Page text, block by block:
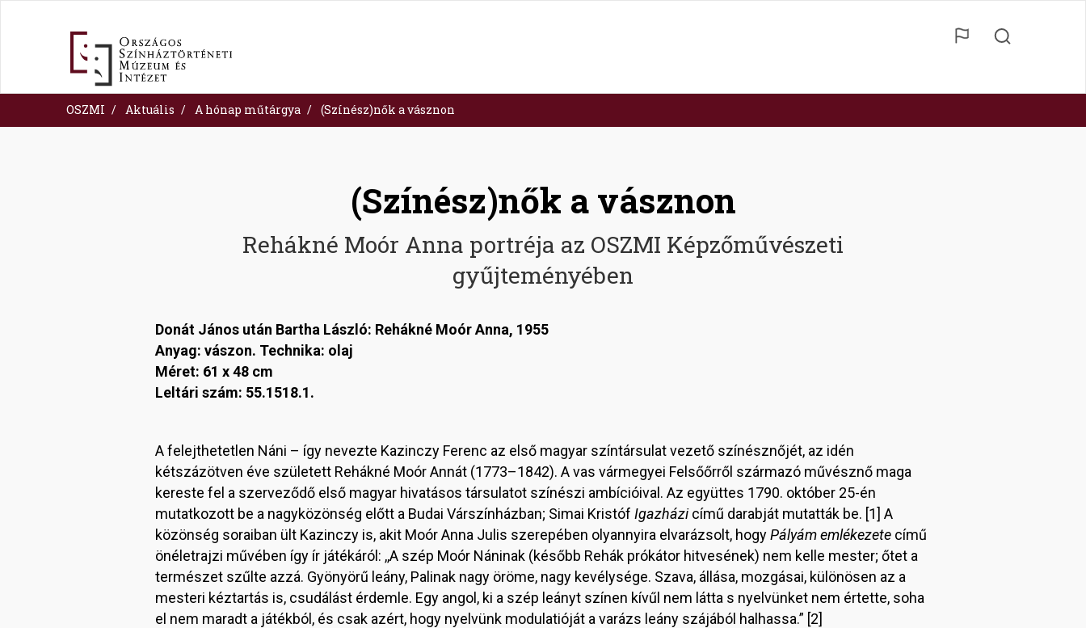
OSZMI Aktuális A hónap műtárgya (Színész)nők a vásznon
(Színész)nők a vásznon
Rehákné Moór Anna portréja az OSZMI Képzőművészeti
gyűjteményében
Donát János után Bartha László: Rehákné Moór Anna, 1955
Anyag: vászon. Technika: olaj
Méret: 61 x 48 cm
Leltári szám: 55.1518.1.
A felejthetetlen Náni – így nevezte Kazinczy Ferenc az első magyar színtársulat vezető színésznőjét, az idén
kétszázötven éve született Rehákné Moór Annát (1773–1842). A vas vármegyei Felsőőrről származó művésznő maga
kereste fel a szerveződő első magyar hivatásos társulatot színészi ambícióival. Az együttes 1790. október 25-én
mutatkozott be a nagyközönség előtt a Budai Várszínházban; Simai Kristóf Igazházicímű darabját mutatták be. [1] A
közönség soraiban ült Kazinczy is, akit Moór Anna Julis szerepében olyannyira elvarázsolt, hogyPályám emlékezete című
önéletrajzi művében így ír játékáról: ,,A szép Moór Náninak (később Rehák prókátor hitvesének) nem kelle mester; őtet a
természet szűlte azzá. Gyönyörű leány, Palinak nagy öröme, nagy kevélysége. Szava, állása, mozgásai, különösen az a
mesteri kéztartás is, csudálást érdemle. Egy angol, ki a szép leányt színen kívűl nem látta s nyelvünket nem értette, soha
el nem maradt a játékból, és csak azért, hogy nyelvünk modulatióját a varázs leány szájából halhassa.” [2]